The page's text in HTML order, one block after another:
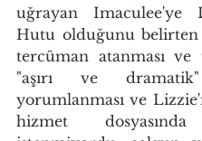
uğrayan Imaculee'ye
Hutu olduğunu
tercüman atanması ve
"aşırı ve
yorumlanması ve
hizmet